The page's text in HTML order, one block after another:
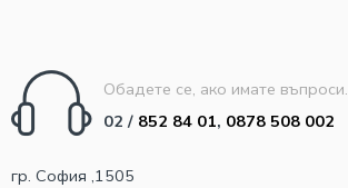
Обадете се, ако имате въпроси.
02 / 852 84 01, 0878 508 002
гр. София ,1505